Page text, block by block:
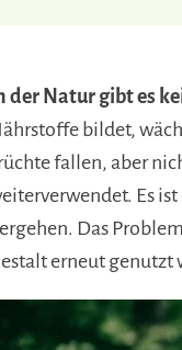
der Natur gibt es
bildet,
fallen, aber
Es
Das
erneut genutzt